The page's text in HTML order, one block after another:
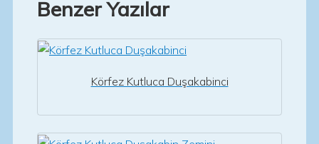
Benzer Yazılar
Körfez Kutluca Duşakabinci